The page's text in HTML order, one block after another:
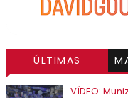
ÚLTIMAS
VÍDEO: